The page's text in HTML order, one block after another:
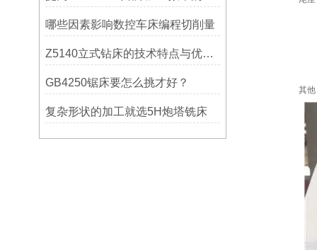
哪些因素影响数控车床编程切削量
Z5140立式钻床的技术特点与优势分析
GB4250锯床要怎么挑才好？
复杂形状的加工就选5H炮塔铣床
其他